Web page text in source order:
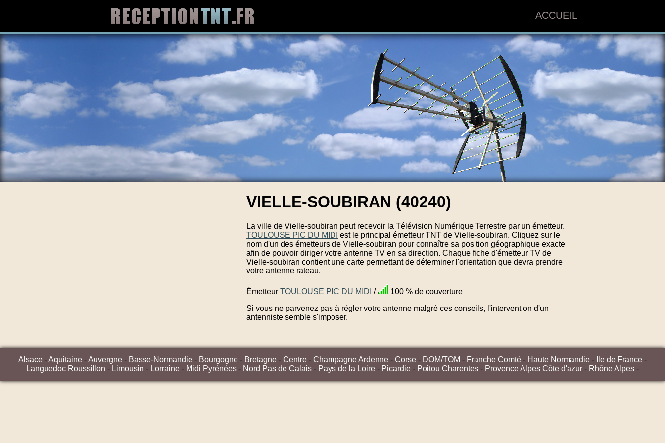
ACCUEIL
VIELLE-SOUBIRAN (40240)
La ville de Vielle-soubiran peut recevoir la Télévision Numérique Terrestre par un émetteur.
TOULOUSE PIC DU MIDI est le principal émetteur TNT de Vielle-soubiran. Cliquez sur le
nom d'un des émetteurs de Vielle-soubiran pour connaître sa position géographique exacte
afin de pouvoir diriger votre antenne TV en sa direction. Chaque fiche d'émetteur TV de
Vielle-soubiran contient une carte permettant de déterminer l'orientation que devra prendre
votre antenne rateau.
Émetteur TOULOUSE PIC DU MIDI /
100 % de couverture
Si vous ne parvenez pas à régler votre antenne malgré ces conseils, l'intervention d'un
antenniste semble s'imposer.
Alsace -Aquitaine -Auvergne - Basse-Normandie - Bourgogne - Bretagne - Centre - Champagne Ardenne - Corse - DOM/TOM - Franche Comté - Haute Normandie - Ile de France -
Languedoc Roussillon - Limousin - Lorraine - Midi Pyrénées - Nord Pas de Calais - Pays de la Loire - Picardie - Poitou Charentes - Provence Alpes Côte d'azur - Rhône Alpes -